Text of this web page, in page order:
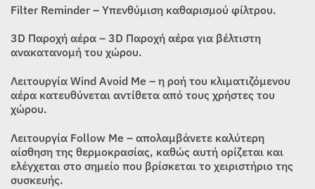
Filter Reminder – Υπενθύμιση καθαρισμού φίλτρου.
3D Παροχή αέρα – 3D Παροχή αέρα για βέλτιστη
ανακατανομή του χώρου.
Λειτουργία Wind Avoid Μe – η ροή του κλιματιζόμενου
αέρα κατευθύνεται αντίθετα από τους χρήστες του
χώρου.
Λειτουργία Follow Me – απολαμβάνετε καλύτερη
αίσθηση της θερμοκρασίας, καθώς αυτή ορίζεται και
ελέγχεται στο σημείο που βρίσκεται το χειριστήριο της
συσκευής.